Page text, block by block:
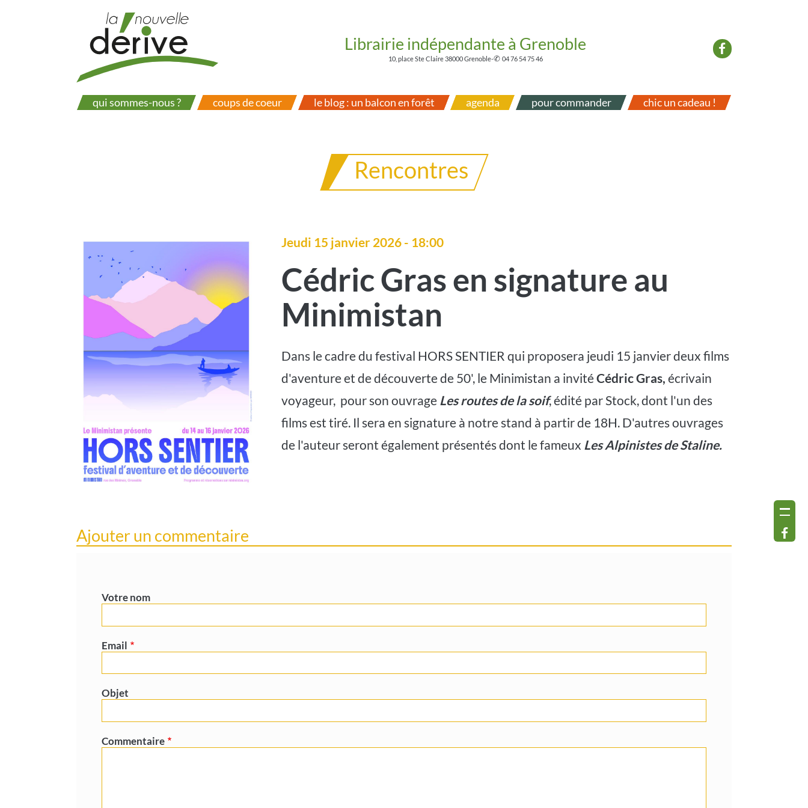
Librairie indépendante à Grenoble
10, place Ste Claire 38000 Grenoble-✆ 04 76 54 75 46
qui sommes-nous ? coups de coeur le blog : un balcon en forêt agenda pour commander chic un cadeau !
Rencontres
Jeudi 15 janvier 2026 - 18:00
Cédric Gras en signature au
Minimistan
Dans le cadre du festival HORS SENTIER qui proposera jeudi 15 janvier deux films
d'aventure et de découverte de 50', le Minimistan a invitéCédric Gras,écrivain
voyageur, pour son ouvrage Les routes de la soif, édité par Stock, dont l'un des
films est tiré. Il sera en signature à notre stand à partir de 18H. D'autres ouvrages
de l'auteur seront également présentés dont le fameux Les Alpinistes de Staline.
Ajouter un commentaire
Votre nom
Email
Objet
Commentaire